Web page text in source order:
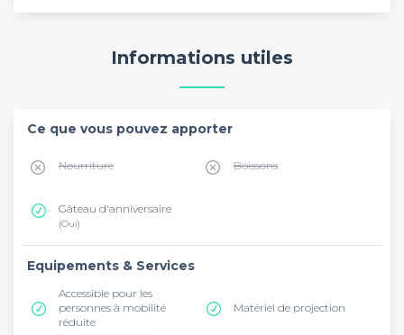
Informations utiles
Ce que vous pouvez apporter
Nourriture Boissons
Gâteau d'anniversaire
(Oui)
Equipements & Services
Accessible pour les
personnes à mobilité
réduite
Matériel de projection